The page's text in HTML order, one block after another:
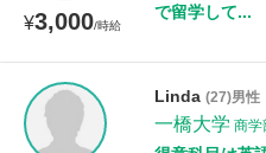
¥3,000/時給
で留学して...
Linda (27)男性
一橋大学 商学